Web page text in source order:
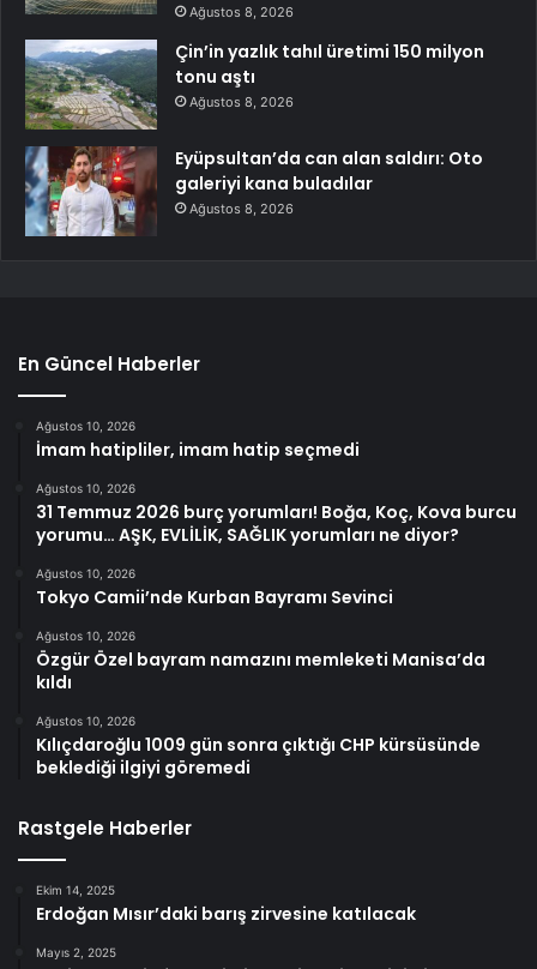
Ağustos 8, 2026
Çin’in yazlık tahıl üretimi 150 milyon
tonu aştı
Ağustos 8, 2026
Eyüpsultan’da can alan saldırı: Oto
galeriyi kana buladılar
Ağustos 8, 2026
En Güncel Haberler
Ağustos 10, 2026
İmam hatipliler, imam hatip seçmedi
Ağustos 10, 2026
31 Temmuz 2026 burç yorumları! Boğa, Koç, Kova burcu
yorumu… AŞK, EVLİLİK, SAĞLIK yorumları ne diyor?
Ağustos 10, 2026
Tokyo Camii’nde Kurban Bayramı Sevinci
Ağustos 10, 2026
Özgür Özel bayram namazını memleketi Manisa’da
kıldı
Ağustos 10, 2026
Kılıçdaroğlu 1009 gün sonra çıktığı CHP kürsüsünde
beklediği ilgiyi göremedi
Rastgele Haberler
Ekim 14, 2025
Erdoğan Mısır’daki barış zirvesine katılacak
Mayıs 2, 2025